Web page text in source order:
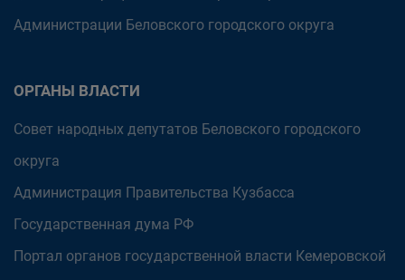
Администрации Беловского городского округа
ОРГАНЫ ВЛАСТИ
Совет народных депутатов Беловского городского
округа
Администрация Правительства Кузбасса
Государственная дума РФ
Портал органов государственной власти Кемеровской